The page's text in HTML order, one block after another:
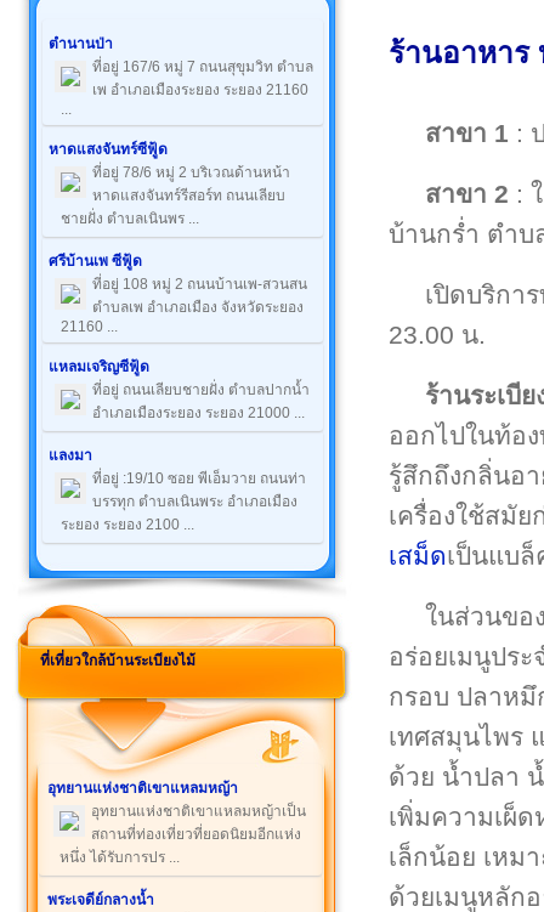
ตำนานป่า
ที่อยู่ 167/6 หมู่ 7 ถนนสุขุมวิท ตำบล
เพ อำเภอเมืองระยอง ระยอง 21160
...
หาดแสงจันทร์ซีฟู้ด
ที่อยู่ 78/6 หมู่ 2 บริเวณด้านหน้า
หาดแสงจันทร์รีสอร์ท ถนนเลียบ
ชายฝั่ง ตำบลเนินพร ...
ศรีบ้านเพ ซีฟู้ด
ที่อยู่ 108 หมู่ 2 ถนนบ้านเพ-สวนสน
ตำบลเพ อำเภอเมือง จังหวัดระยอง
21160 ...
แหลมเจริญซีฟู้ด
ที่อยู่ ถนนเลียบชายฝั่ง ตำบลปากน้ำ
อำเภอเมืองระยอง ระยอง 21000 ...
แลงมา
ที่อยู่ :19/10 ซอย พีเอ็มวาย ถนนท่า
บรรทุก ตำบลเนินพระ อำเภอเมือง
ระยอง ระยอง 2100 ...
ที่เที่ยวใกล้บ้านระเบียงไม้
อุทยานแห่งชาติเขาแหลมหญ้า
อุทยานแห่งชาติเขาแหลมหญ้าเป็น
สถานที่ท่องเที่ยวที่ยอดนิยมอีกแห่ง
หนึ่ง ได้รับการปร ...
พระเจดีย์กลางน้ำ
ร้านอาหาร
สาขา 1 :
สาขา 2 :
บ้านกร่ำ ตำบ
เปิดบริกา
23.00 น.
ร้านระเบีย
ออกไปในท้อ
รู้สึกถึงกลิ่นอ
เครื่องใช้สมั
เสม็ดเป็นแบ
ในส่วนขอ
อร่อยเมนูประ
กรอบ ปลาหมึ
เทศสมุนไพร
ด้วย น้ำปลา
เพิ่มความเผ็
เล็กน้อย เหม
ด้วยเมนูหลัก